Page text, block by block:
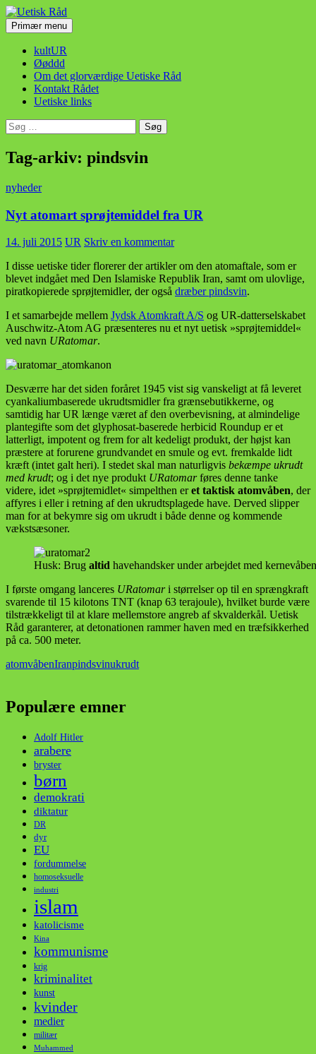
Hop
til
indhold
Uetisk Råd
SøgPrimær menu
kultUR
Øøddd
Om det glorværdige Uetiske Råd
Kontakt Rådet
Uetiske links
Søg
efter:
Tag-arkiv: pindsvin
nyheder
Nyt atomart sprøjtemiddel fra UR
14. juli 2015 UR Skriv en kommentar
I disse uetiske tider florerer der artikler om den atomaftale, som er
blevet indgået med Den Islamiske Republik Iran, samt om ulovlige,
piratkopierede sprøjtemidler, der også dræber pindsvin.
I et samarbejde mellem Jydsk Atomkraft A/S og UR-datterselskabet
Auschwitz-Atom AG præsenteres nu et nyt uetisk »sprøjtemiddel«
ved navn URatomar.
Desværre har det siden foråret 1945 vist sig vanskeligt at få leveret
cyankaliumbaserede ukrudtsmidler fra grænsebutikkerne, og
samtidig har UR længe været af den overbevisning, at almindelige
plantegifte som det glyphosat-baserede herbicid Roundup er et
latterligt, impotent og frem for alt kedeligt produkt, der højst kan
præstere at forurene grundvandet en smule og evt. fremkalde lidt
kræft (intet galt heri). I stedet skal man naturligvis bekæmpe ukrudt
med krudt; og i det nye produkt URatomarføres denne tanke
videre, idet »sprøjtemidlet« simpelthen eret taktisk atomvåben, der
affyres i eller i retning af den ukrudtsplagede have. Derved slipper
man for at bekymre sig om ukrudt i både denne og kommende
vækstsæsoner.
Husk: Brug altid havehandsker under arbejdet med
I første omgang lanceres URatomari størrelser op til en sprængkraft
svarende til 15 kilotons TNT (knap 63 terajoule), hvilket burde være
tilstrækkeligt til at klare mellemstore angreb af skvalderkål. Uetisk
Råd garanterer, at detonationen rammer haven med en træfsikkerhed
på ca. 500 meter.
atomvåbenIranpindsvinukrudt
Populære emner
Adolf Hitler
arabere
bryster
børn
demokrati
diktatur
DR
dyr
EU
fordummelse
homoseksuelle
industri
islam
katolicisme
Kina
kommunisme
krig
kriminalitet
kunst
kvinder
medier
militær
Muhammed